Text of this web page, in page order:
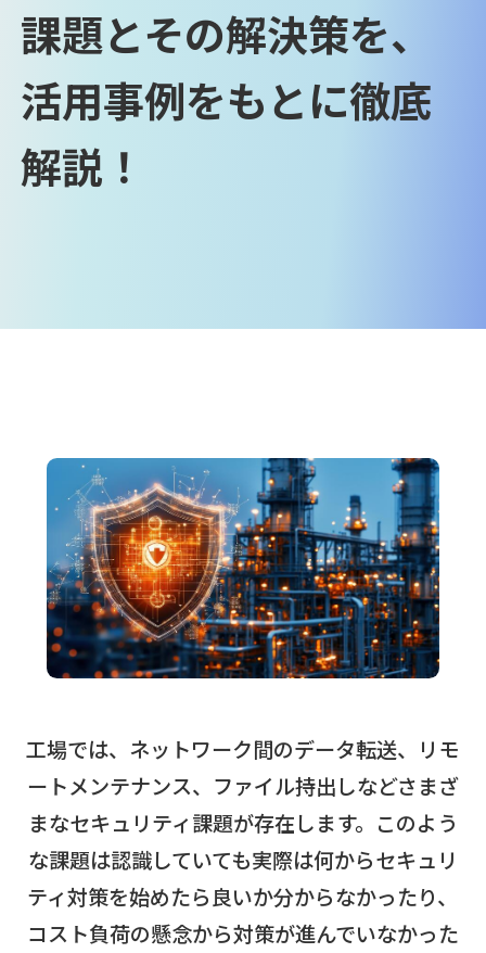
課題とその解決策を、
活用事例をもとに徹底
解説！
工場では、ネットワーク間のデータ転送、リモ
ートメンテナンス、ファイル持出しなどさまざ
まなセキュリティ課題が存在します。このよう
な課題は認識していても実際は何からセキュリ
ティ対策を始めたら良いか分からなかったり、
コスト負荷の懸念から対策が進んでいなかった